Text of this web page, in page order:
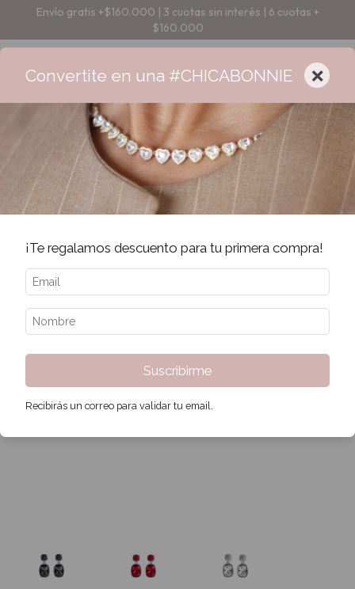
Envío gratis +$160.000 | 3 cuotas sin interés | 6 cuotas +
$160.000
Convertite en una #CHICABONNIE ×
¡Te regalamos descuento para tu primera compra!
Suscribirme
Recibirás un correo para validar tu email.